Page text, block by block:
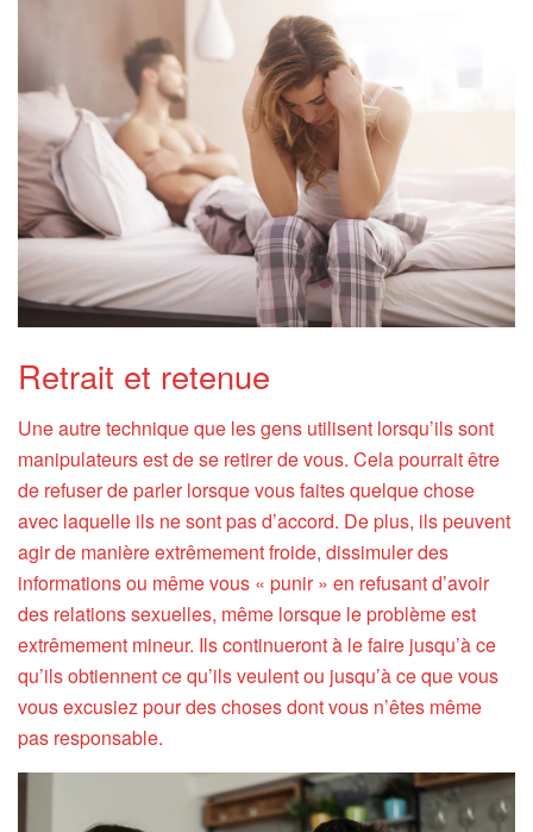
Retrait et retenue
Une autre technique que les gens utilisent lorsqu’ils sont
manipulateurs est de se retirer de vous. Cela pourrait être
de refuser de parler lorsque vous faites quelque chose
avec laquelle ils ne sont pas d’accord. De plus, ils peuvent
agir de manière extrêmement froide, dissimuler des
informations ou même vous « punir » en refusant d’avoir
des relations sexuelles, même lorsque le problème est
extrêmement mineur. Ils continueront à le faire jusqu’à ce
qu’ils obtiennent ce qu’ils veulent ou jusqu’à ce que vous
vous excusiez pour des choses dont vous n’êtes même
pas responsable.